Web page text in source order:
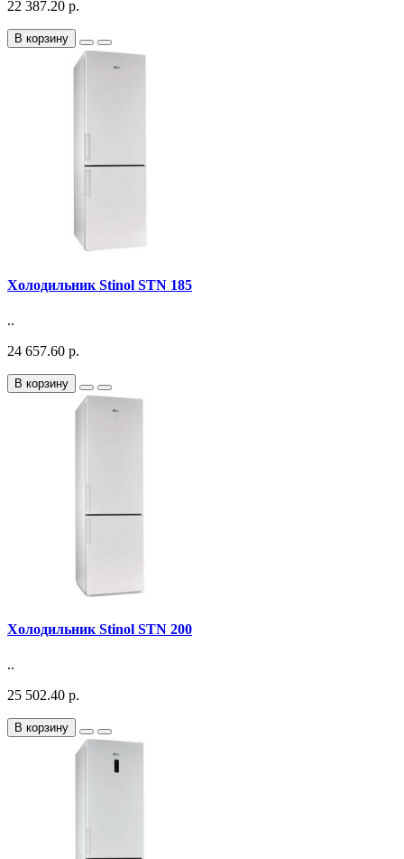
22 387.20 р.
В корзину
Холодильник Stinol STN 185
..
24 657.60 р.
В корзину
Холодильник Stinol STN 200
..
25 502.40 р.
В корзину